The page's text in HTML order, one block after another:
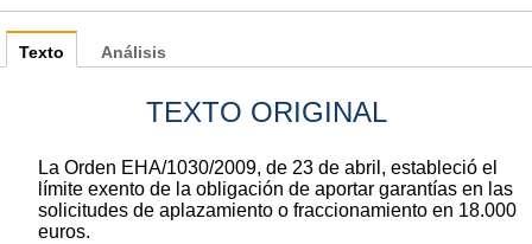
Texto
TEXTO ORIGINAL
La Orden EHA/1030/2009, de 23 de abril, estableció el
límite exento de la obligación de aportar garantías en las
solicitudes de aplazamiento o fraccionamiento en 18.000
euros.
Análisis